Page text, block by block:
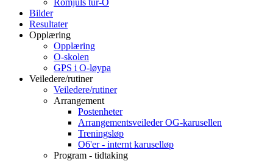
Bilder
Resultater
Opplæring
Opplæring
O-skolen
GPS i O-løypa
Veiledere/rutiner
Veiledere/rutiner
Arrangement
Postenheter
Arrangementsveileder OG-karusellen
Treningsløp
O6'er - internt karuselløp
Program - tidtaking